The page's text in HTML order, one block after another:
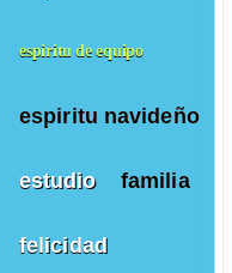
espiritu de equipo
espiritu navideño
estudio familia
felicidad